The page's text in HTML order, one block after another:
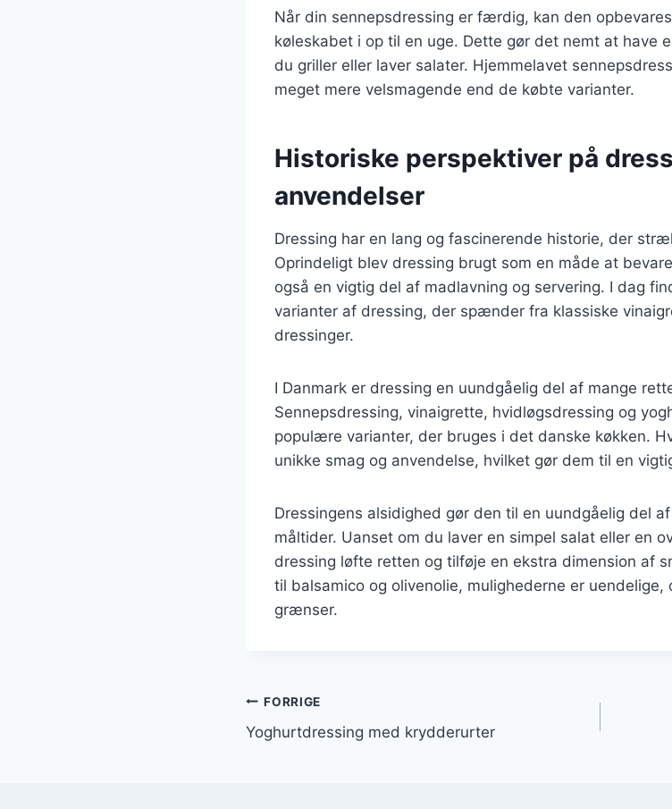
Når din sennepsdressing er færdig, kan den
køleskabet i op til en uge. Dette gør det nemt at have
du griller eller laver salater. Hjemmelavet
meget mere velsmagende end de købte varianter.
Historiske perspektiver på
anvendelser
Dressing har en lang og fascinerende historie, der
Oprindeligt blev dressing brugt som en måde at
også en vigtig del af madlavning og servering. I dag
varianter af dressing, der spænder fra klassiske
dressinger.
I Danmark er dressing en uundgåelig del af mange
Sennepsdressing, vinaigrette, hvidløgsdressing og
populære varianter, der bruges i det danske køkken.
unikke smag og anvendelse, hvilket gør dem til en
Dressingens alsidighed gør den til en uundgåelig del
måltider. Uanset om du laver en simpel salat eller en
dressing løfte retten og tilføje en ekstra dimension af
til balsamico og olivenolie, mulighederne er
grænser.
Indlægsnavigation
FORRIGE
Yoghurtdressing med krydderurter